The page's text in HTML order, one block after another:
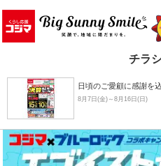
チラ
日頃のご愛顧に感謝を
8月7日(金)～8月16日(日)
8月おすすめチラシ
8月1日(土)～8月31日(月)